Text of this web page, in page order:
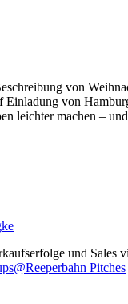
von
von
leichter machen –
und
Pitches